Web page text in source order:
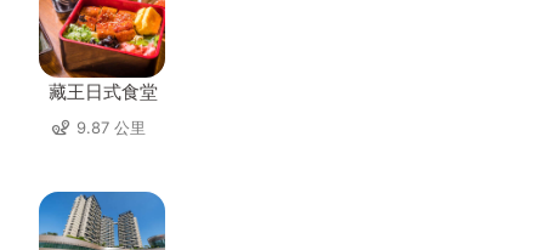
藏王日式食堂
9.87 公里